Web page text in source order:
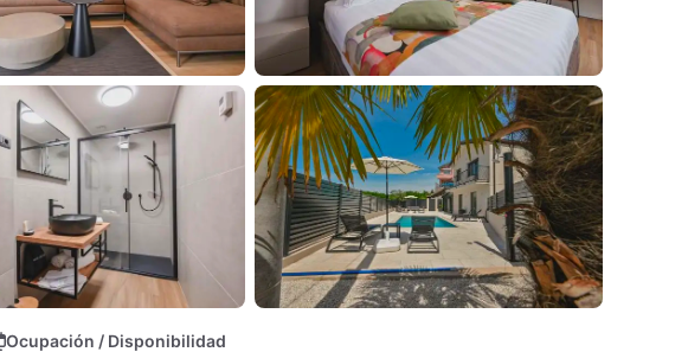
Ocupación / Disponibilidad